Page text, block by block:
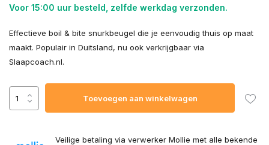
Voor 15:00 uur besteld, zelfde werkdag verzonden.
Effectieve boil & bite snurkbeugel die je eenvoudig thuis op maat
maakt. Populair in Duitsland, nu ook verkrijgbaar via
Slaapcoach.nl.
Toevoegen aan winkelwagen
Veilige betaling via verwerker Mollie met alle bekende